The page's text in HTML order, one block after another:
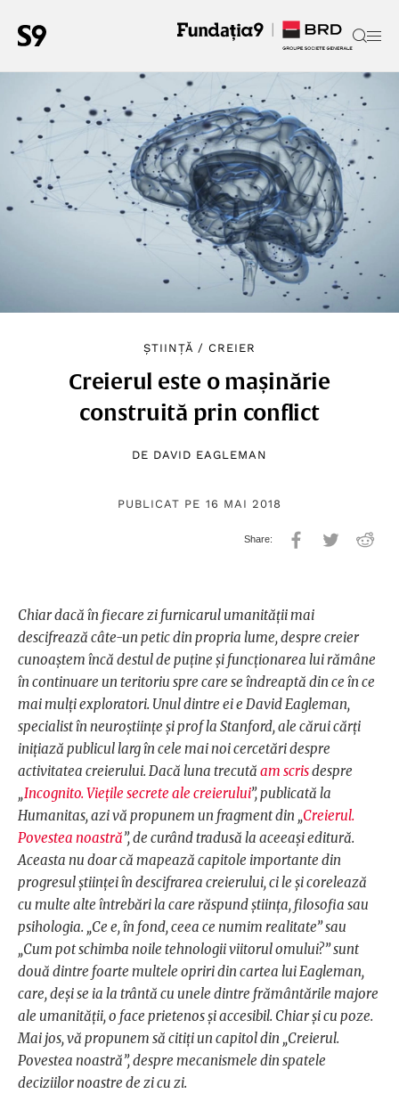
ȘTIINȚĂ / CREIER
Creierul este o mașinărie
construită prin conflict
DE DAVID EAGLEMAN
PUBLICAT PE 16 MAI 2018
Chiar dacă în fiecare zi furnicarul umanității mai
descifrează câte-un petic din propria lume, despre creier
cunoaștem încă destul de puține și funcționarea lui rămâne
în continuare un teritoriu spre care se îndreaptă din ce în ce
mai mulți exploratori. Unul dintre ei e David Eagleman,
specialist în neuroștiințe și prof la Stanford, ale cărui cărți
inițiază publicul larg în cele mai noi cercetări despre
activitatea creierului. Dacă luna trecută am scrisdespre
„Incognito. Viețile secrete ale creierului”, publicată la
Humanitas, azi vă propunem un fragment din „Creierul.
Povestea noastră”, de curând tradusă la aceeași editură.
Aceasta nu doar că mapează capitole importante din
progresul științei în descifrarea creierului, ci le și corelează
cu multe alte întrebări la care răspund știința, filosofia sau
psihologia. „Ce e, în fond, ceea ce numim realitate” sau
„Cum pot schimba noile tehnologii viitorul omului?” sunt
două dintre foarte multele opriri din cartea lui Eagleman,
care, deși se ia la trântă cu unele dintre frământările majore
ale umanității, o face prietenos și accesibil. Chiar și cu poze.
Mai jos, vă propunem să citiți un capitol din „Creierul.
Povestea noastră”, despre mecanismele din spatele
deciziilor noastre de zi cu zi.